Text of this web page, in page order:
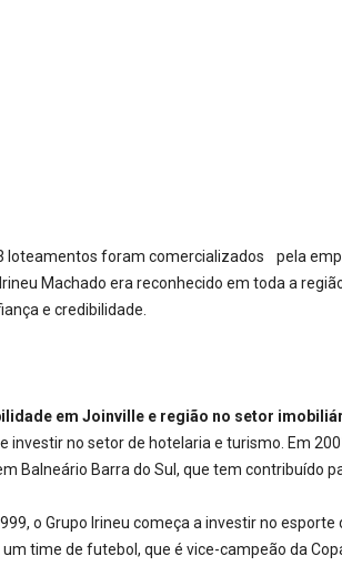
loteamentos foram comercializados pela
Machado era reconhecido em toda a
e credibilidade.
em Joinville e região no setor
investir no setor de hotelaria e turismo. Em
Balneário Barra do Sul, que tem contribuído
o Grupo Irineu começa a investir no esporte
time de futebol, que é vice-campeão da